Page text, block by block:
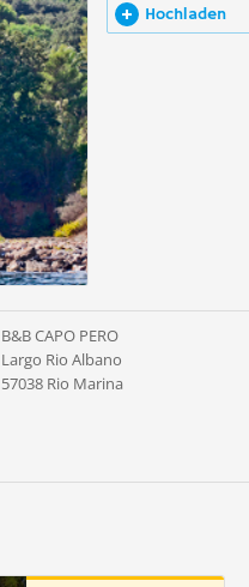
Hochladen
B&B CAPO PERO
Largo Rio Albano
57038 Rio Marina